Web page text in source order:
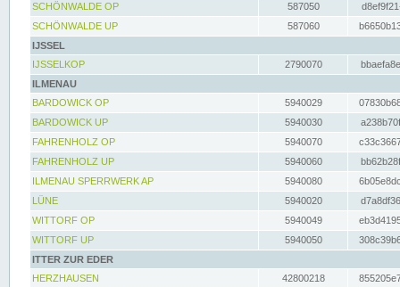
SCHÖNWALDE OP
587050
SCHÖNWALDE UP
587060
IJSSEL
IJSSELKOP
2790070
ILMENAU
BARDOWICK OP
5940029
BARDOWICK UP
5940030
FAHRENHOLZ OP
5940070
FAHRENHOLZ UP
5940060
ILMENAU SPERRWERK AP
5940080
LÜNE
5940020
WITTORF OP
5940049
WITTORF UP
5940050
ITTER ZUR EDER
HERZHAUSEN
42800218